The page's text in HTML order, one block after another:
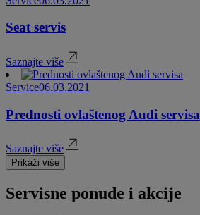
Seat servis
Saznajte više
Service06.03.2021
Prednosti ovlaštenog Audi servisa
Saznajte više
Prikaži više
Servisne ponude i akcije